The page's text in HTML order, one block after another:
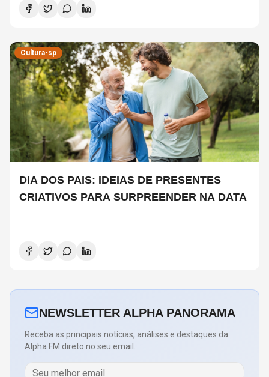
Cultura-sp
DIA DOS PAIS: IDEIAS DE PRESENTES
CRIATIVOS PARA SURPREENDER NA DATA
NEWSLETTER ALPHA PANORAMA
Receba as principais notícias, análises e destaques da
Alpha FM direto no seu email.